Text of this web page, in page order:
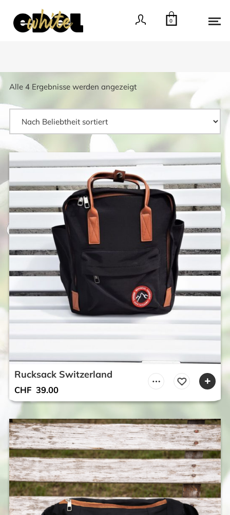
0
Alle 4 Ergebnisse werden angezeigtNach
Rucksack Switzerland
CHF 39.00